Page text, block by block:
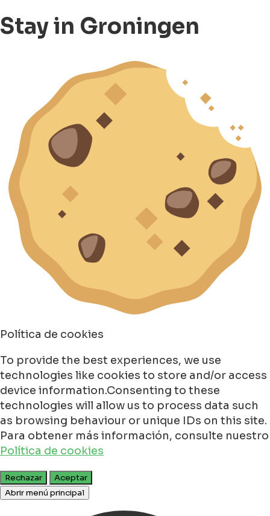
Stay in Groningen
Política de cookies
To provide the best experiences, we use
technologies like cookies to store and/or access
device information.Consenting to these
technologies will allow us to process data such
as browsing behaviour or unique IDs on this site.
Para obtener más información, consulte nuestro
Política de cookies
Rechazar
Aceptar
Abrir menú principal